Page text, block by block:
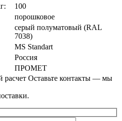
100
порошковое
cерый полуматовый (RAL
7038)
MS Standart
Россия
ПРОМЕТ
расчет Оставьте контакты — мы